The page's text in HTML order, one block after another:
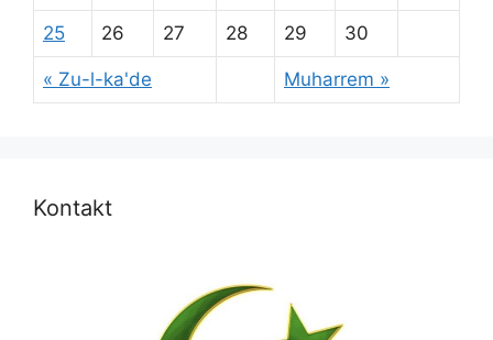
« Zu-l-ka'de Muharrem »
25 26 27 28 29 30
Kontakt